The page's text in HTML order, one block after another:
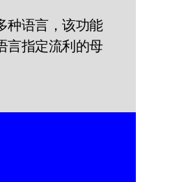
种语言，该功能
言指定流利的母